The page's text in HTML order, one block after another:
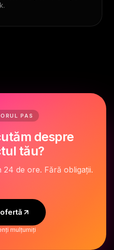
PAS
despre
tău?
de ore. Fără obligații.
mulțumiți